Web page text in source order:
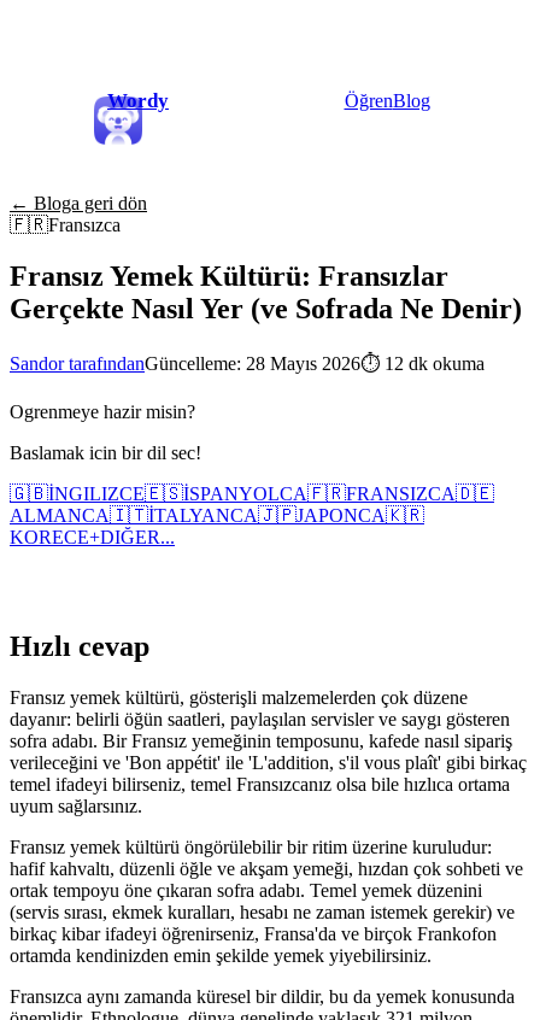
Wordy ÖğrenBlog
← Bloga geri dön
🇫🇷Fransızca
Fransız Yemek Kültürü: Fransızlar
Gerçekte Nasıl Yer (ve Sofrada Ne Denir)
Sandor tarafındanGüncelleme: 28 Mayıs 2026⏱ 12 dk okuma
Ogrenmeye hazir misin?
Baslamak icin bir dil sec!
🇬🇧İNGILIZCE🇪🇸İSPANYOLCA🇫🇷FRANSIZCA🇩🇪
ALMANCA🇮🇹İTALYANCA🇯🇵JAPONCA🇰🇷
KORECE+DIĞER...
Hızlı cevap
Fransız yemek kültürü, gösterişli malzemelerden çok düzene
dayanır: belirli öğün saatleri, paylaşılan servisler ve saygı gösteren
sofra adabı. Bir Fransız yemeğinin temposunu, kafede nasıl sipariş
verileceğini ve 'Bon appétit' ile 'L'addition, s'il vous plaît' gibi birkaç
temel ifadeyi bilirseniz, temel Fransızcanız olsa bile hızlıca ortama
uyum sağlarsınız.
Fransız yemek kültürü öngörülebilir bir ritim üzerine kuruludur:
hafif kahvaltı, düzenli öğle ve akşam yemeği, hızdan çok sohbeti ve
ortak tempoyu öne çıkaran sofra adabı. Temel yemek düzenini
(servis sırası, ekmek kuralları, hesabı ne zaman istemek gerekir) ve
birkaç kibar ifadeyi öğrenirseniz, Fransa'da ve birçok Frankofon
ortamda kendinizden emin şekilde yemek yiyebilirsiniz.
Fransızca aynı zamanda küresel bir dildir, bu da yemek konusunda